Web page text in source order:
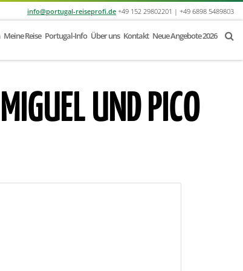
info@portugal-reiseprofi.de +49 152 29802201 | +49 6898 5489803
Meine Reise Portugal-Info Über uns Kontakt Neue Angebote 2026
UND PICO